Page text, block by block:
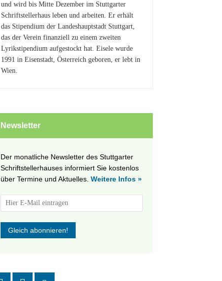
und wird bis Mitte Dezember im Stuttgarter
Schriftstellerhaus leben und arbeiten. Er erhält
das Stipendium der Landeshauptstadt Stuttgart,
das der Verein finanziell zu einem zweiten
Lyrikstipendium aufgestockt hat. Eisele wurde
1991 in Eisenstadt, Österreich geboren, er lebt in
Wien.
Newsletter
Der monatliche Newsletter des Stuttgarter
Schriftstellerhauses informiert Sie kostenlos
über Termine und Aktuelles. Weitere Infos »